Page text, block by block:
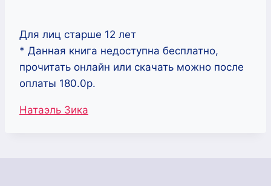
Для лиц старше 12 лет
* Данная книга недоступна бесплатно,
прочитать онлайн или скачать можно после
оплаты 180.0р.
Метки
Натаэль Зика